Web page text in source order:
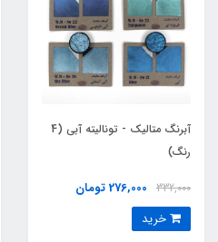
آبرنگ متالیک - تونالیته آبی (4
رنگ)
332,000 276,000 تومان